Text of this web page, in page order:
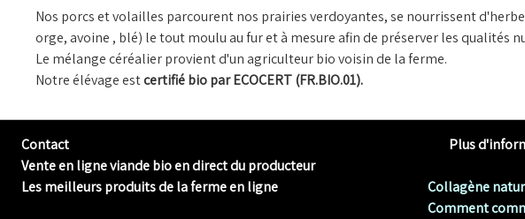
Nos porcs et volailles parcourent nos prairies verdoyantes, se nourrissent
orge, avoine , blé) le tout moulu au fur et à mesure afin de préserver les qualités
Le mélange céréalier provient d'un agriculteur bio voisin de la ferme.
Notre élévage estcertifié bio par ECOCERT (FR.BIO.01).
Contact
Vente en ligne viande bio en direct du producteur
Les meilleurs produits de la ferme en ligne
Plus
Collagène
Comment